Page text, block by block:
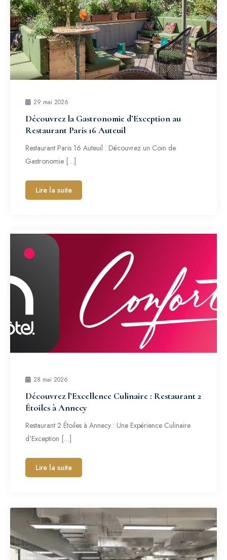
29 mai 2026
Découvrez la Gastronomie d’Exception au
Restaurant Paris 16 Auteuil
Restaurant Paris 16 Auteuil : Découvrez un Coin de
Gastronomie […]
Lire la suite
28 mai 2026
Découvrez l’Excellence Culinaire : Restaurant 2
Étoiles à Annecy
Restaurant 2 Étoiles à Annecy : Une Expérience Culinaire
d’Exception […]
Lire la suite